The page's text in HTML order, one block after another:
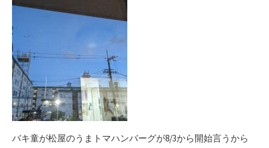
バキ童が松屋のうまトマハンバーグが8/3から開始言うから